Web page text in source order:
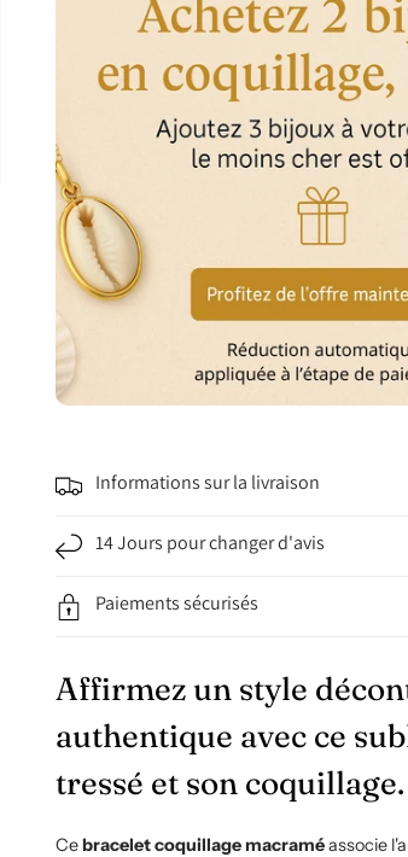
Informations sur la livraison
14 Jours pour changer d'avis
Paiements sécurisés
Affirmez un style
authentique avec ce
tressé et son coquillage.
Cebracelet coquillage macraméassocie